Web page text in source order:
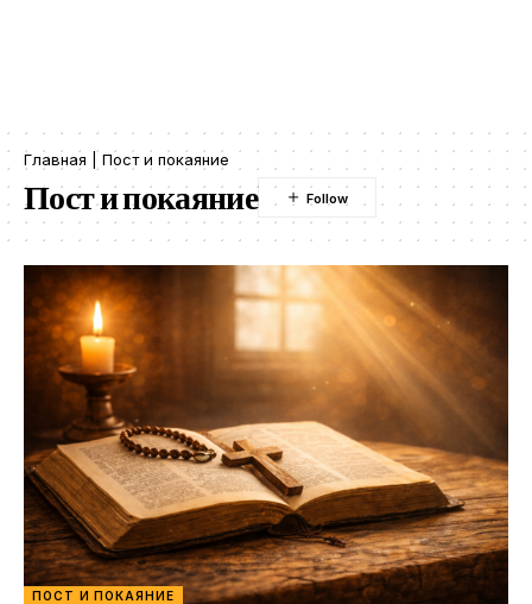
Главная Пост и покаяние
Пост и покаяние
ПОСТ И ПОКАЯНИЕ